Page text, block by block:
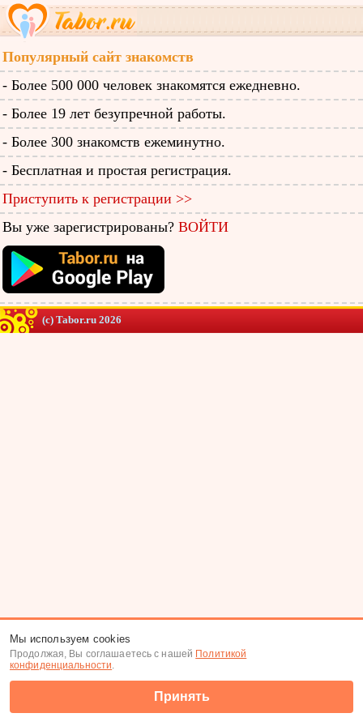
Популярный сайт знакомств
- Более 500 000 человек знакомятся ежедневно.
- Более 19 лет безупречной работы.
- Более 300 знакомств ежеминутно.
- Бесплатная и простая регистрация.
Приступить к регистрации >>
Вы уже зарегистрированы? ВОЙТИ
(c) Tabor.ru 2026
Мы используем cookies
Продолжая, Вы соглашаетесь с нашей Политикой
конфиденциальности.
Принять